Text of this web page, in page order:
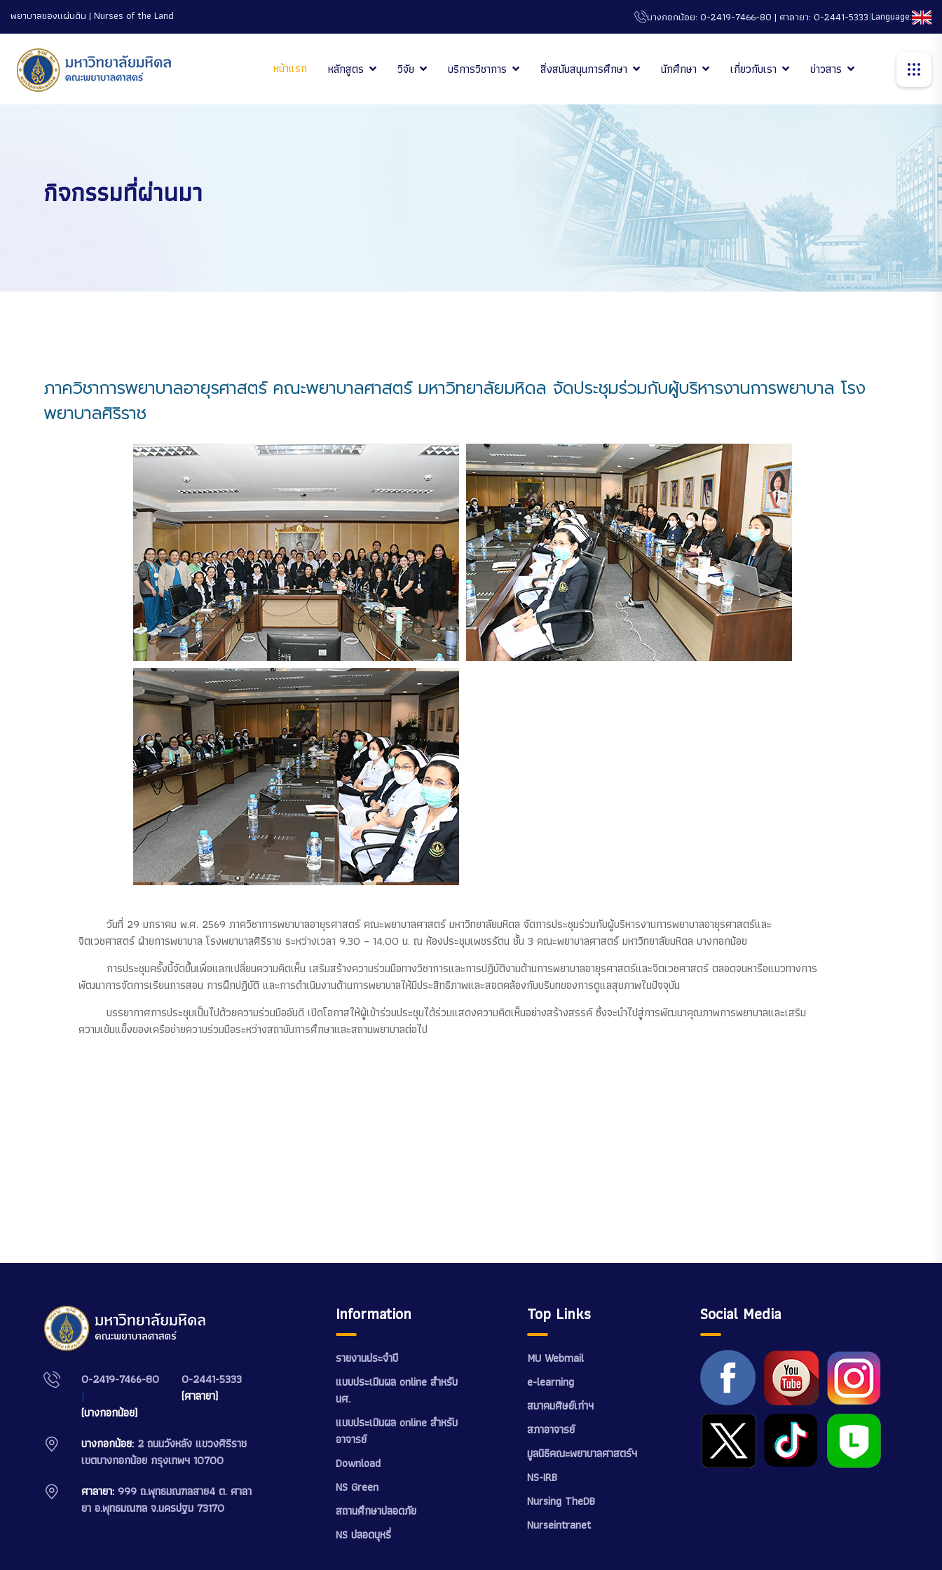
พยาบาลของแผ่นดิน | Nurses of the Land บางกอกน้อย: 0-2419-7466-80 | ศาลายา: 0-2441-5333|Language:
หน้าแรก หลักสูตร วิจัย บริการวิชาการ สิ่งสนับสนุนการศึกษา นักศึกษา เกี่ยวกับเรา ข่าวสาร
กิจกรรมที่ผ่านมา
ภาควิชาการพยาบาลอายุรศาสตร์ คณะพยาบาลศาสตร์ มหาวิทยาลัยมหิดล จัดประชุมร่วมกับผู้บริหารงานการพยาบาล โรง
พยาบาลศิริราช
วันที่ 29 มกราคม พ.ศ. 2569 ภาควิชาการพยาบาลอายุรศาสตร์ คณะพยาบาลศาสตร์ มหาวิทยาลัยมหิดล จัดการประชุมร่วมกับผู้บริหารงานการพยาบาลอายุรศาสตร์และ
จิตเวชศาสตร์ ฝ่ายการพยาบาล โรงพยาบาลศิริราช ระหว่างเวลา 9.30 – 14.00 น. ณ ห้องประชุมเพชรรัตน ชั้น 3 คณะพยาบาลศาสตร์ มหาวิทยาลัยมหิดล บางกอกน้อย
การประชุมครั้งนี้จัดขึ้นเพื่อแลกเปลี่ยนความคิดเห็น เสริมสร้างความร่วมมือทางวิชาการและการปฏิบัติงานด้านการพยาบาลอายุรศาสตร์และจิตเวชศาสตร์ ตลอดจนหารือแนวทางการ
พัฒนาการจัดการเรียนการสอน การฝึกปฏิบัติ และการดำเนินงานด้านการพยาบาลให้มีประสิทธิภาพและสอดคล้องกับบริบทของการดูแลสุขภาพในปัจจุบัน
บรรยากาศการประชุมเป็นไปด้วยความร่วมมืออันดี เปิดโอกาสให้ผู้เข้าร่วมประชุมได้ร่วมแสดงความคิดเห็นอย่างสร้างสรรค์ ซึ่งจะนำไปสู่การพัฒนาคุณภาพการพยาบาลและเสริม
ความเข้มแข็งของเครือข่ายความร่วมมือระหว่างสถาบันการศึกษาและสถานพยาบาลต่อไป
0-2419-7466-80
|
(บางกอกน้อย)
0-2441-5333
(ศาลายา)
บางกอกน้อย: 2 ถนนวังหลัง แขวงศิริราช
เขตบางกอกน้อย กรุงเทพฯ 10700
ศาลายา: 999 ถ.พุทธมณฑลสาย4 ต. ศาลา
ยา อ.พุทธมณฑล จ.นครปฐม 73170
Information
รายงานประจำปี
แบบประเมินผล online สำหรับ
นศ.
แบบประเมินผล online สำหรับ
อาจารย์
Download
NS Green
สถานศึกษาปลอดภัย
NS ปลอดบุหรี่
Top Links
MU Webmail
e-learning
สมาคมศิษย์เก่าฯ
สภาอาจารย์
มูลนิธิคณะพยาบาลศาสตร์ฯ
NS-IRB
Nursing TheDB
Nurseintranet
Social Media